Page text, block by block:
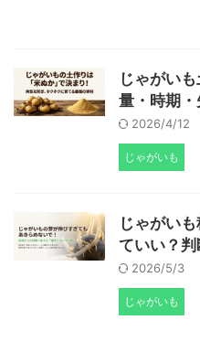
じゃがい
量・時期
2026/4/12
じゃがいも
じゃがい
ていい？
2026/5/3
じゃがいも